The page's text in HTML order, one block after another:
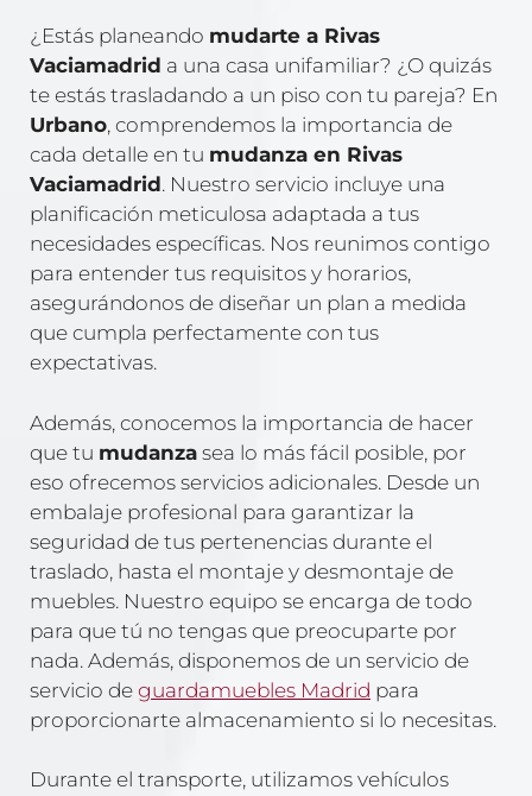
¿Estás planeando mudarte a Rivas
Vaciamadrid a una casa unifamiliar? ¿O quizás
te estás trasladando a un piso con tu pareja? En
Urbano, comprendemos la importancia de
cada detalle en tu mudanza en Rivas
Vaciamadrid. Nuestro servicio incluye una
planificación meticulosa adaptada a tus
necesidades específicas. Nos reunimos contigo
para entender tus requisitos y horarios,
asegurándonos de diseñar un plan a medida
que cumpla perfectamente con tus
expectativas.
Además, conocemos la importancia de hacer
que tu mudanza sea lo más fácil posible, por
eso ofrecemos servicios adicionales. Desde un
embalaje profesional para garantizar la
seguridad de tus pertenencias durante el
traslado, hasta el montaje y desmontaje de
muebles. Nuestro equipo se encarga de todo
para que tú no tengas que preocuparte por
nada. Además, disponemos de un servicio de
servicio de guardamuebles Madrid para
proporcionarte almacenamiento si lo necesitas.
Durante el transporte, utilizamos vehículos